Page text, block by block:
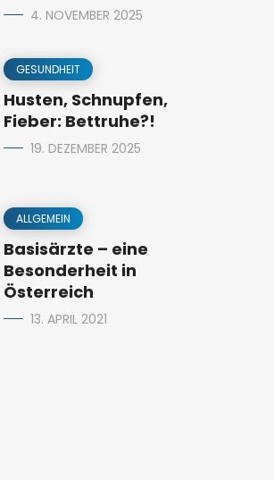
4. NOVEMBER 2025
GESUNDHEIT
Husten, Schnupfen,
Fieber: Bettruhe?!
19. DEZEMBER 2025
ALLGEMEIN
Basisärzte – eine
Besonderheit in
Österreich
13. APRIL 2021